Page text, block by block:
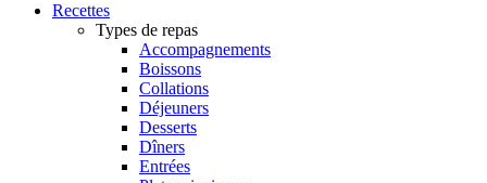
Recettes
Types de repas
Accompagnements
Boissons
Collations
Déjeuners
Desserts
Dîners
Entrées